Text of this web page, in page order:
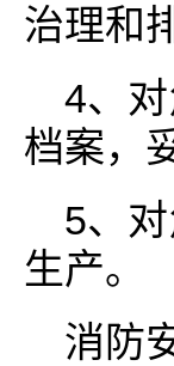
治理和
4、
档案，
5、
生产。
消防